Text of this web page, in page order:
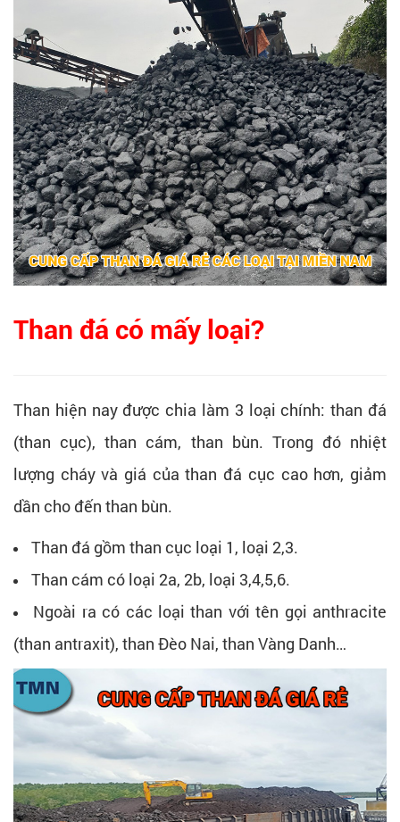
Than đá có mấy loại?
Than hiện nay được chia làm 3 loại chính: than đá
(than cục), than cám, than bùn. Trong đó nhiệt
lượng cháy và giá của than đá cục cao hơn, giảm
dần cho đến than bùn.
Than đá gồm than cục loại 1, loại 2,3.
Than cám có loại 2a, 2b, loại 3,4,5,6.
Ngoài ra có các loại than với tên gọi anthracite
(than antraxit), than Đèo Nai, than Vàng Danh…